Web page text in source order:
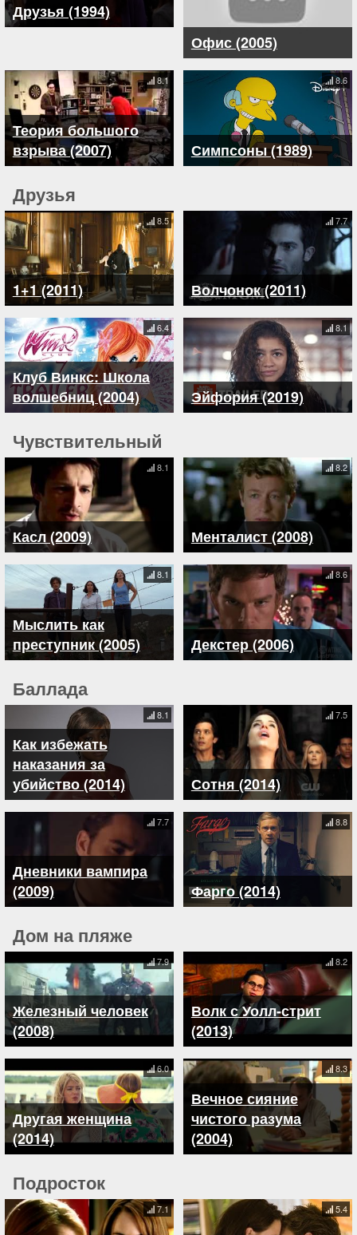
Друзья (1994)
Офис (2005)
Теория большого
взрыва (2007)
8.1
Симпсоны (1989)
8.6
Друзья
1+1 (2011)
8.5
Волчонок (2011)
7.7
Клуб Винкс: Школа
волшебниц (2004)
6.4
Эйфория (2019)
8.1
Чувствительный
Касл (2009)
8.1
Менталист (2008)
8.2
Мыслить как
преступник (2005)
8.1
Декстер (2006)
8.6
Баллада
Как избежать
наказания за
убийство (2014)
8.1
Сотня (2014)
7.5
Дневники вампира
(2009)
7.7
Фарго (2014)
8.8
Дом на пляже
Железный человек
(2008)
7.9
Волк с Уолл-стрит
(2013)
8.2
Другая женщина
(2014)
6.0
Вечное сияние
чистого разума
(2004)
8.3
Подросток
7.1 5.4